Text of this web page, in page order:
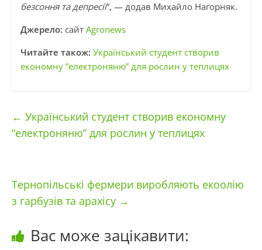
безсоння та депресії“, — додав Михайло Нагорняк.
Джерело: сайт Agronews
Читайте також: Український студент створив
економну “електроняню” для рослин у теплицях
← Український студент створив економну
“електроняню” для рослин у теплицях
Тернопільські фермери виробляють екоолію
з гарбузів та арахісу →
Вас може зацікавити: